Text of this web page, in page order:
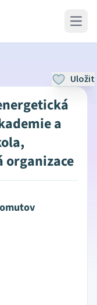
Open
Uložit
a
organizace